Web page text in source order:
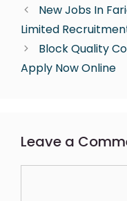
New Jobs In
Limited
Block Quality
Apply Now Online
Leave a